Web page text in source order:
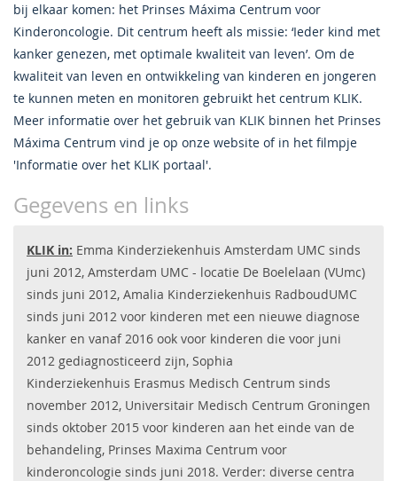
bij elkaar komen: het Prinses Máxima Centrum voor
Kinderoncologie. Dit centrum heeft als missie: ‘Ieder kind met
kanker genezen, met optimale kwaliteit van leven’. Om de
kwaliteit van leven en ontwikkeling van kinderen en jongeren
te kunnen meten en monitoren gebruikt het centrum KLIK.
Meer informatie over het gebruik van KLIK binnen het Prinses
Máxima Centrum vind je op onze website of in het filmpje
'Informatie over het KLIK portaal'.
Gegevens en links
KLIK in: Emma Kinderziekenhuis Amsterdam UMC sinds
juni 2012, Amsterdam UMC - locatie De Boelelaan (VUmc)
sinds juni 2012, Amalia Kinderziekenhuis RadboudUMC
sinds juni 2012 voor kinderen met een nieuwe diagnose
kanker en vanaf 2016 ook voor kinderen die voor juni
2012 gediagnosticeerd zijn, Sophia
Kinderziekenhuis Erasmus Medisch Centrum sinds
november 2012, Universitair Medisch Centrum Groningen
sinds oktober 2015 voor kinderen aan het einde van de
behandeling, Prinses Maxima Centrum voor
kinderoncologie sinds juni 2018. Verder: diverse centra